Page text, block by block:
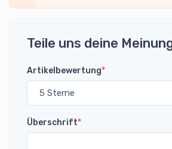
Teile uns deine
Artikelbewertung*
Überschrift*